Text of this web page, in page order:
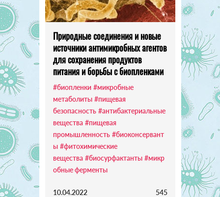
Природные соединения и новые
источники антимикробных агентов
для сохранения продуктов
питания и борьбы с биопленками
#биопленки #микробные
метаболиты #пищевая
безопасность #антибактериальные
вещества #пищевая
промышленность #биоконсервант
ы #фитохимические
вещества #биосурфактанты #микр
обные ферменты
10.04.2022 545